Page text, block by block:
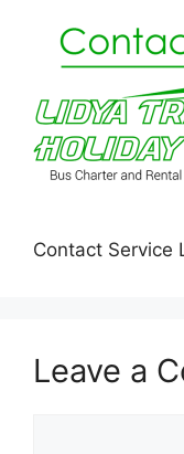
Contact Service
Leave a